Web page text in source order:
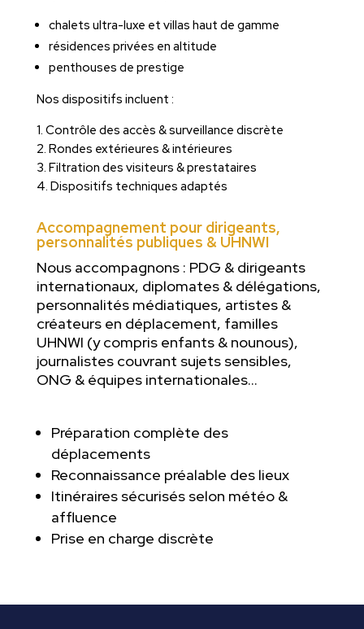
chalets ultra-luxe et villas haut de gamme
résidences privées en altitude
penthouses de prestige
Nos dispositifs incluent :
1. Contrôle des accès & surveillance discrète
2. Rondes extérieures & intérieures
3. Filtration des visiteurs & prestataires
4. Dispositifs techniques adaptés
Accompagnement pour dirigeants,
personnalités publiques & UHNWI
Nous accompagnons : PDG & dirigeants
internationaux, diplomates & délégations,
personnalités médiatiques, artistes &
créateurs en déplacement, familles
UHNWI (y compris enfants & nounous),
journalistes couvrant sujets sensibles,
ONG & équipes internationales…
Préparation complète des
déplacements
Reconnaissance préalable des lieux
Itinéraires sécurisés selon météo &
affluence
Prise en charge discrète